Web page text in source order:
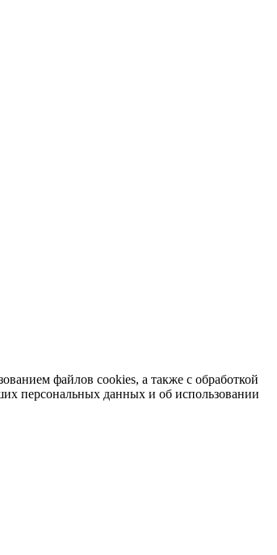
файлов cookies, а также с обработкой
персональных данных и об использовании